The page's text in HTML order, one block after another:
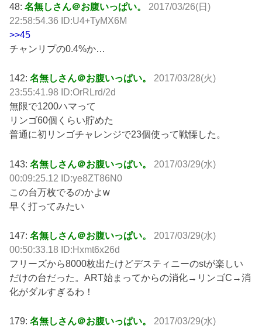
48:名無しさん＠お腹いっぱい。
2017/03/26(日)
22:58:54.36 ID:U4+TyMX6M
>>45
チャンリプの0.4%か…
142:名無しさん＠お腹いっぱい。
2017/03/28(火)
23:55:41.98 ID:OrRLrd/2d
無限で1200ハマって
リンゴ60個くらい貯めた
普通に初リンゴチャレンジで23個使って戦慄した。
143:名無しさん＠お腹いっぱい。
2017/03/29(水)
00:09:25.12 ID:ye8ZT86N0
この台万枚でるのかよw
早く打ってみたい
147:名無しさん＠お腹いっぱい。
2017/03/29(水)
00:50:33.18 ID:Hxmt6x26d
フリーズから8000枚出たけどデスティニーのstが楽しい
だけの台だった。ART始まってからの消化→リンゴC→消
化がダルすぎるわ！
179:名無しさん＠お腹いっぱい。
2017/03/29(水)